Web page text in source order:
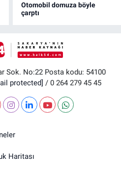
Otomobil domuza böyle
çarptı
Sok. No:22 Posta kodu: 54100
protected] / 0 264 279 45 45
Haritası